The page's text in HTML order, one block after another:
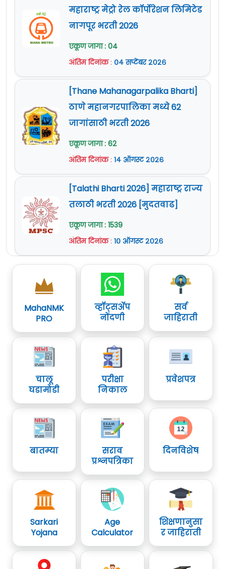
महाराष्ट्र मेट्रो रेल कॉर्पोरेशन लिमिटेड
नागपूर भरती 2026
एकूण जागा : 04
अंतिम दिनांक: ०४ सप्टेंबर २०२६
[Thane Mahanagarpalika Bharti]
ठाणे महानगरपालिका मध्ये 62
जागांसाठी भरती 2026
एकूण जागा : 62
अंतिम दिनांक: १४ ऑगस्ट २०२६
[Talathi Bharti 2026] महाराष्ट्र राज्य
तलाठी भरती 2026 [मुदतवाढ]
एकूण जागा : 1539
अंतिम दिनांक: १० ऑगस्ट २०२६
MahaNMK
PRO
व्हॉट्सॲप
नोंदणी
सर्व
जाहिराती
चालू
घडामोडी
परीक्षा
निकाल
प्रवेशपत्र
बातम्या
सराव
प्रश्नपत्रिका
दिनविशेष
Sarkari
Yojana
Age
Calculator
शिक्षणानुसा
र जाहिराती